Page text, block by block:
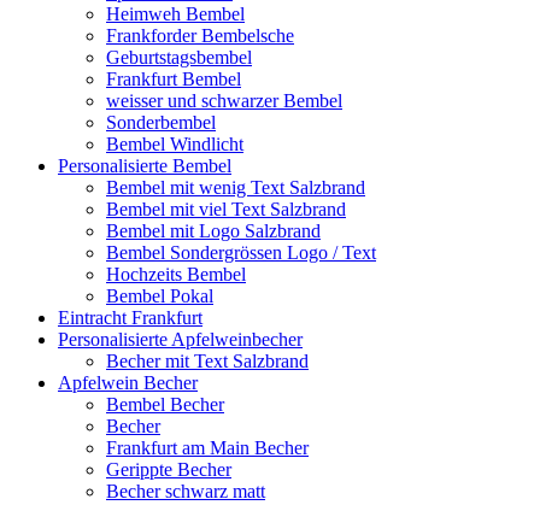
Heimweh Bembel
Frankforder Bembelsche
Geburtstagsbembel
Frankfurt Bembel
weisser und schwarzer Bembel
Sonderbembel
Bembel Windlicht
Personalisierte Bembel
Bembel mit wenig Text Salzbrand
Bembel mit viel Text Salzbrand
Bembel mit Logo Salzbrand
Bembel Sondergrössen Logo / Text
Hochzeits Bembel
Bembel Pokal
Eintracht Frankfurt
Personalisierte Apfelweinbecher
Becher mit Text Salzbrand
Apfelwein Becher
Bembel Becher
Becher
Frankfurt am Main Becher
Gerippte Becher
Becher schwarz matt